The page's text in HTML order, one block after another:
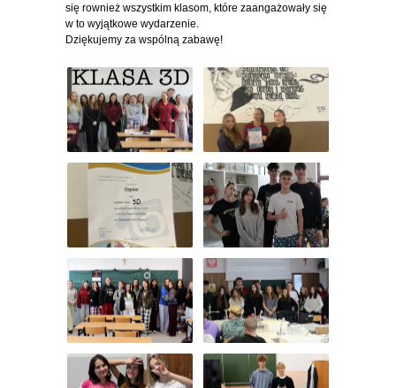
się rownież wszystkim klasom, które zaangażowały się
w to wyjątkowe wydarzenie.
Dziękujemy za wspólną zabawę!